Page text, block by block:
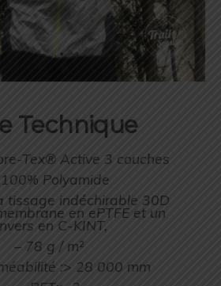
Technique
Tex® Active 3 couches
Polyamide
tissage indéchirable 30D
en ePTFE et un
en C-KINT,
– 78 g / m²
:> 28 000 mm